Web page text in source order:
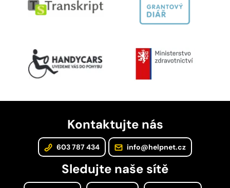
Kontaktujte nás
603 787 434 info@helpnet.cz
Sledujte naše sítě